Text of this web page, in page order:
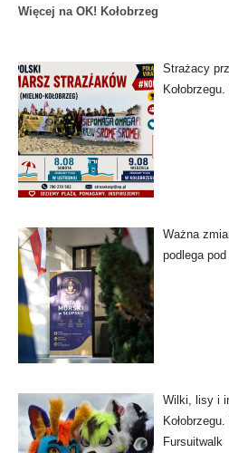
Więcej na OK! Kołobrzeg
Strażacy
Ważna
podlega
Wilki, lisy i
Fursuitwalk